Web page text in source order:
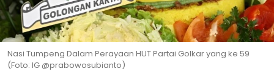
Nasi Tumpeng Dalam Perayaan HUT Partai Golkar yang ke 59
(Foto: IG @prabowosubianto)